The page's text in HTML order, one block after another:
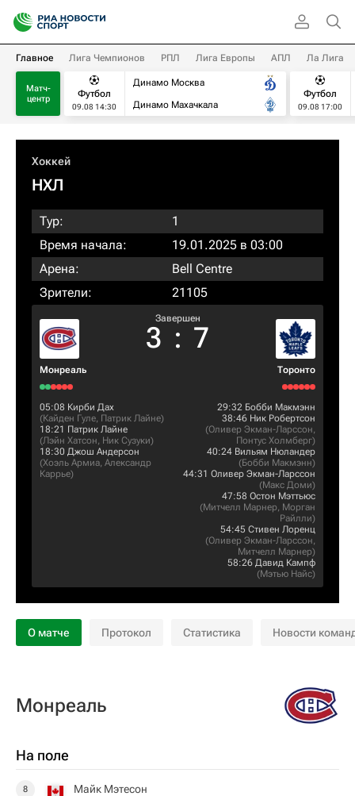
Главное Лига Чемпионов РПЛ Лига Европы АПЛ Ла Лига
Матч-
центр
Футбол
09.08 14:30
Динамо Москва
Динамо Махачкала
Футбол
09.08 17:00
Хоккей
НХЛ
Тур:
1
Время начала:
19.01.2025 в 03:00
Арена:
Bell Centre
Зрители:
21105
Монреаль
Завершен
3 : 7
Торонто
05:08 Кирби Дах
(Кайден Гуле, Патрик Лайне)
18:21 Патрик Лайне
(Лэйн Хатсон, Ник Сузуки)
18:30 Джош Андерсон
(Хоэль Армиа, Александр
Каррье)
29:32 Бобби Макмэнн
38:46 Ник Робертсон
(Оливер Экман-Ларссон,
Понтус Холмберг)
40:24 Вильям Нюландер
(Бобби Макмэнн)
44:31 Оливер Экман-Ларссон
(Макс Доми)
47:58 Остон Мэттьюс
(Митчелл Марнер, Морган
Райлли)
54:45 Стивен Лоренц
(Оливер Экман-Ларссон,
Митчелл Марнер)
58:26 Давид Кампф
(Мэтью Найс)
О матче Протокол Статистика Новости
Монреаль
На поле
8 Майк Мэтесон